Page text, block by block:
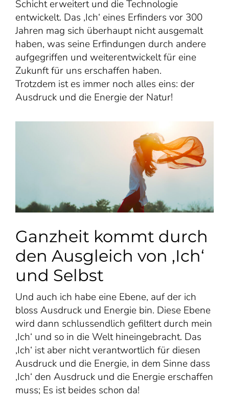
Schicht erweitert und die Technologie
entwickelt. Das ‚Ich‘ eines Erfinders vor 300
Jahren mag sich überhaupt nicht ausgemalt
haben, was seine Erfindungen durch andere
aufgegriffen und weiterentwickelt für eine
Zukunft für uns erschaffen haben.
Trotzdem ist es immer noch alles eins: der
Ausdruck und die Energie der Natur!
Ganzheit kommt durch
den Ausgleich von ‚Ich‘
und Selbst
Und auch ich habe eine Ebene, auf der ich
bloss Ausdruck und Energie bin. Diese Ebene
wird dann schlussendlich gefiltert durch mein
‚Ich‘ und so in die Welt hineingebracht. Das
‚Ich‘ ist aber nicht verantwortlich für diesen
Ausdruck und die Energie, in dem Sinne dass
‚Ich‘ den Ausdruck und die Energie erschaffen
muss; Es ist beides schon da!